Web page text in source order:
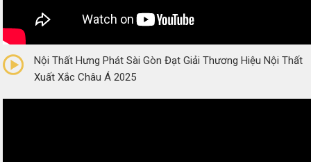
(0 Reviews)
Nội Thất Hưng Phát Sài Gòn Đạt Giải Thương Hiệu Nội Thất
Xuất Xắc Châu Á 2025